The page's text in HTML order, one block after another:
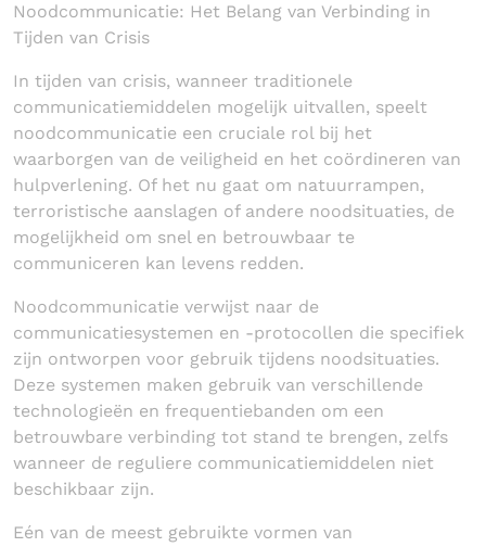
Noodcommunicatie: Het Belang van Verbinding in
Tijden van Crisis
In tijden van crisis, wanneer traditionele
communicatiemiddelen mogelijk uitvallen, speelt
noodcommunicatie een cruciale rol bij het
waarborgen van de veiligheid en het coördineren van
hulpverlening. Of het nu gaat om natuurrampen,
terroristische aanslagen of andere noodsituaties, de
mogelijkheid om snel en betrouwbaar te
communiceren kan levens redden.
Noodcommunicatie verwijst naar de
communicatiesystemen en -protocollen die specifiek
zijn ontworpen voor gebruik tijdens noodsituaties.
Deze systemen maken gebruik van verschillende
technologieën en frequentiebanden om een
betrouwbare verbinding tot stand te brengen, zelfs
wanneer de reguliere communicatiemiddelen niet
beschikbaar zijn.
Eén van de meest gebruikte vormen van